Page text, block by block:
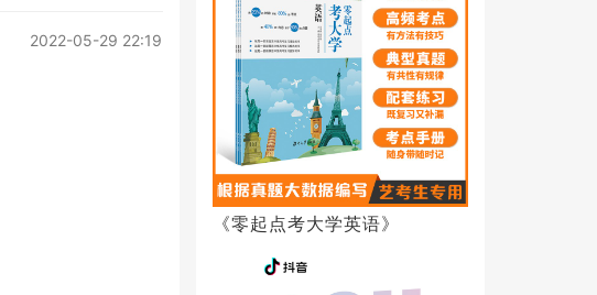
2022-05-29 22:19
《零起点考大学英语》